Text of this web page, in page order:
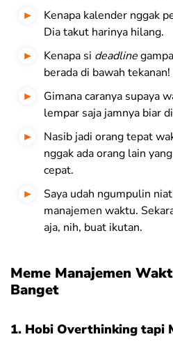
Kenapa kalender nggak
Dia takut harinya hilang.
Kenapa si deadline
berada di bawah tekanan!
Gimana caranya supaya
lempar saja jamnya biar
Nasib jadi orang tepat
nggak ada orang lain
cepat.
Saya udah ngumpulin
manajemen waktu.
aja, nih, buat ikutan.
Meme Manajemen
Banget
1. Hobi Overthinking tapi